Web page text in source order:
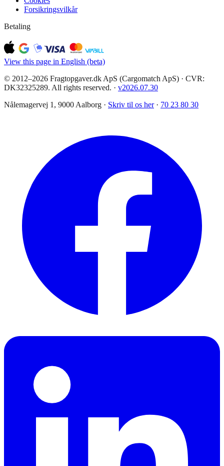
Forsikringsvilkår
Betaling
View this page in English (beta)
© 2012–2026 Fragtopgaver.dk ApS (Cargomatch ApS) · CVR:
DK32325289. All rights reserved. · v2026.07.30
Nålemagervej 1, 9000 Aalborg · Skriv til os her · 70 23 80 30